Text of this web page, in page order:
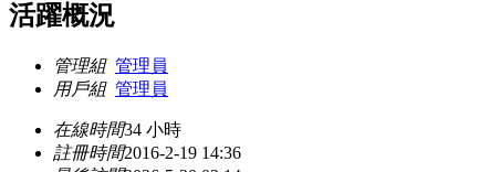
活躍概況
管理組 管理員
用戶組 管理員
在線時間34 小時
註冊時間2016-2-19 14:36